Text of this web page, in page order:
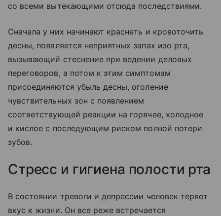
со всеми вытекающими отсюда последствиями.
Сначала у них начинают краснеть и кровоточить
десны, появляется неприятных запах изо рта,
вызывающий стеснение при ведении деловых
переговоров, а потом к этим симптомам
присоединяются убыль десны, оголение
чувствительных зон с появлением
соответствующей реакции на горячее, холодное
и кислое с последующим риском полной потери
зубов.
Стресс и гигиена полости рта
В состоянии тревоги и депрессии человек теряет
вкус к жизни. Он все реже встречается